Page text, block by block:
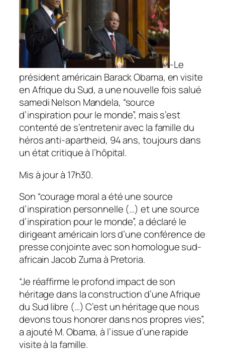
-Le
président américain Barack Obama, en visite
en Afrique du Sud, a une nouvelle fois salué
samedi Nelson Mandela, “source
d’inspiration pour le monde”, mais s’est
contenté de s’entretenir avec la famille du
héros anti-apartheid, 94 ans, toujours dans
un état critique à l’hôpital.
Mis à jour à 17h30.
Son “courage moral a été une source
d’inspiration personnelle (…) et une source
d’inspiration pour le monde”, a déclaré le
dirigeant américain lors d’une conférence de
presse conjointe avec son homologue sud-
africain Jacob Zuma à Pretoria.
“Je réaffirme le profond impact de son
héritage dans la construction d’une Afrique
du Sud libre (…) C’est un héritage que nous
devons tous honorer dans nos propres vies”,
a ajouté M. Obama, à l’issue d’une rapide
visite à la famille.